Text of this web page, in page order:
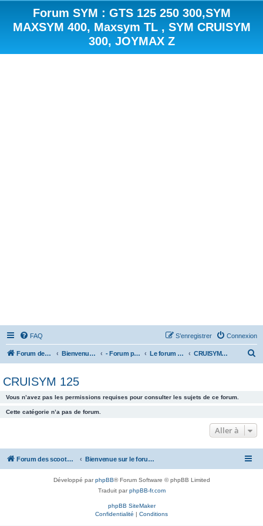
Forum SYM : GTS 125 250 300,SYM
MAXSYM 400, Maxsym TL , SYM CRUISYM
300, JOYMAX Z
FAQ Connexion
S’enregistrer
Forum des scooters SYM - GTS -MAXSYM - CRUISYM - JOYMAX - Maxsym TL Bienvenue sur le forum des scooters de la gamme SYM - Forum principal - Le forum des Scooters SYM CRUISYM 125
r
c
CRUISYM 125
Vous n’avez pas les permissions requises pour consulter les sujets de ce forum.
Cette catégorie n’a pas de forum.
Aller à
Forum des scooters SYM - GTS -MAXSYM - CRUISYM - JOYMAX - Maxsym TL Bienvenue sur le forum des scooters de la gamme SYM
Développé parphpBB® Forum Software © phpBB Limited
Traduit parphpBB-fr.com
phpBB SiteMaker
Confidentialité | Conditions